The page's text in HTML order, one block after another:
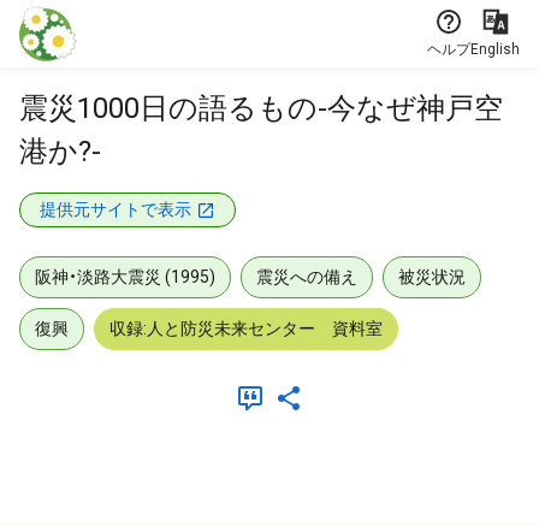
本文に飛ぶ
ヘルプEnglish
震災1000日の語るもの-今なぜ神戸空
港か?-
提供元サイトで表示
阪神・淡路大震災 (1995) 震災への備え 被災状況
復興 収録:人と防災未来センター 資料室